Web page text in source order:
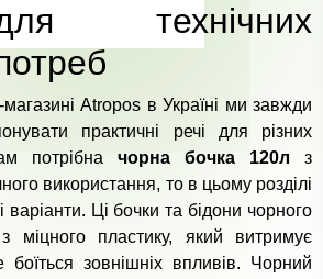
технічних
Atropos в Україні ми завжди
практичні речі для різних
потрібна чорна бочка 120л з
використання, то в цьому розділі
варіанти. Ці бочки та бідони чорного
міцного пластику, який витримує
зовнішніх впливів. Чорний